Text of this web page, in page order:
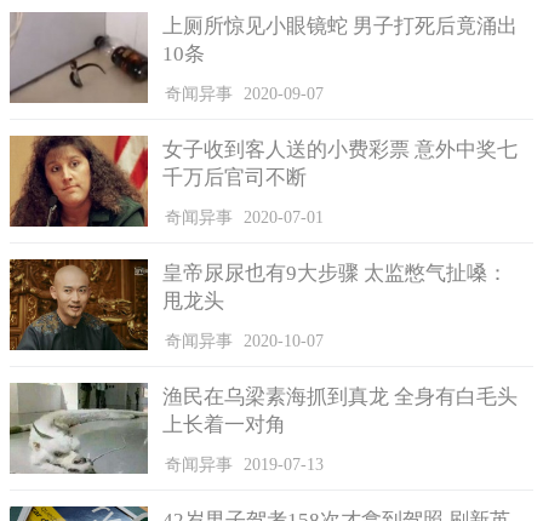
上厕所惊见小眼镜蛇 男子打死后竟涌出
10条
奇闻异事 2020-09-07
女子收到客人送的小费彩票 意外中奖七
千万后官司不断
奇闻异事 2020-07-01
皇帝尿尿也有9大步骤 太监憋气扯嗓：
甩龙头
奇闻异事 2020-10-07
渔民在乌梁素海抓到真龙 全身有白毛头
上长着一对角
奇闻异事 2019-07-13